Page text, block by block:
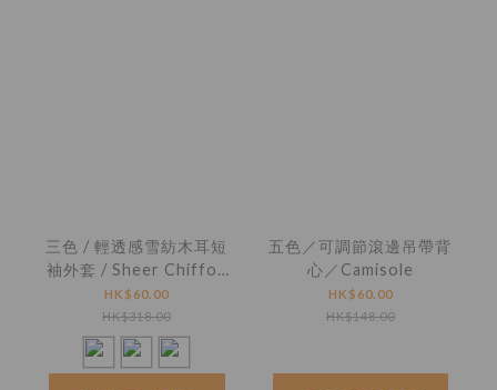
三色 / 輕透感雪紡木耳短
袖外套 / Sheer Chiffon
Ruffle-Trim Short
Sleeve Jacket
HK$60.00
HK$318.00
五色／可調節滾邊吊帶背
心／Camisole
HK$60.00
HK$148.00